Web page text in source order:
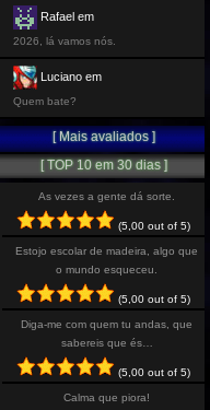
Rafael em
2026, lá vamos nós.
Luciano em
Quem bate?
[ Mais avaliados ]
[ TOP 10 em 30 dias ]
As vezes a gente dá sorte.
(5,00 out of 5)
Estojo escolar de madeira, algo que
o mundo esqueceu.
(5,00 out of 5)
Diga-me com quem tu andas, que
sabereis que és…
(5,00 out of 5)
Calma que piora!